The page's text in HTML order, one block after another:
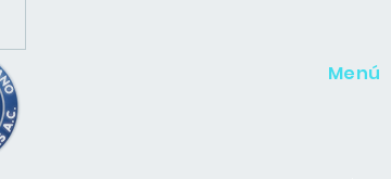
Menú